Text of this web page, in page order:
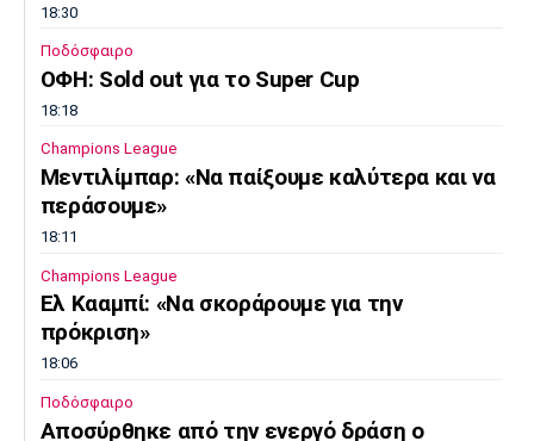
18:30
Ποδόσφαιρο
ΟΦΗ: Sold out για το Super Cup
18:18
Champions League
Μεντιλίμπαρ: «Να παίξουμε καλύτερα και να
περάσουμε»
18:11
Champions League
Ελ Κααμπί: «Να σκοράρουμε για την
πρόκριση»
18:06
Ποδόσφαιρο
Αποσύρθηκε από την ενεργό δράση ο